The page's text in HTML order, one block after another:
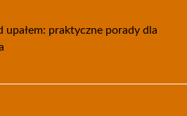
upałem: praktyczne porady dla